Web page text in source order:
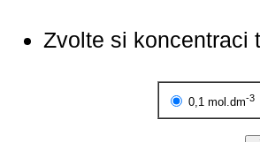
Zvolte si koncentraci
0,1 mol.dm-3